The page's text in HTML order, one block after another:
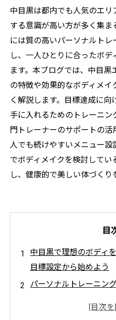
中目黒は都内でも人気のエ
する意識が高い方が多く集
には質の高いパーソナルト
し、一人ひとりに合ったボ
ます。本ブログでは、中目
の特徴や効果的なボディメイ
く解説します。目標達成に向
手に入れるためのトレーニ
門トレーナーのサポートの
人でも続けやすいメニュー
でボディメイクを検討して
し、健康的で美しい体づくり
目
中目黒で理想のボディ
目標設定から始めよう
パーソナルトレーニン